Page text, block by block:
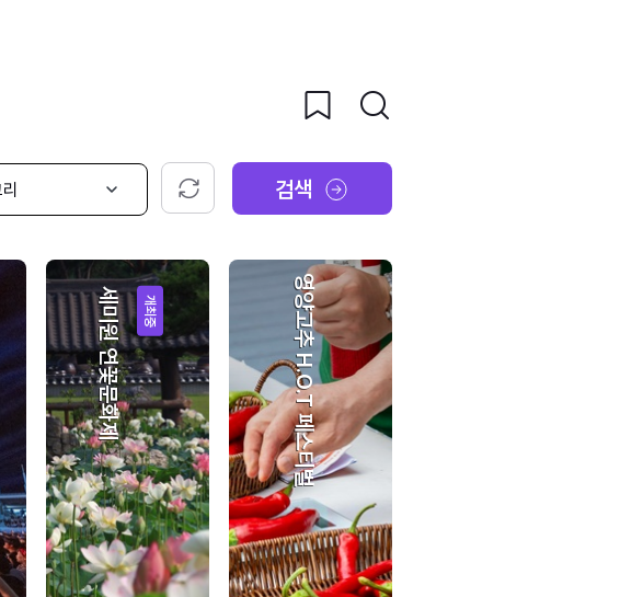
초기화 검색
개최중
세미원 연꽃문화제 영양고추 H.O.T 페스티벌